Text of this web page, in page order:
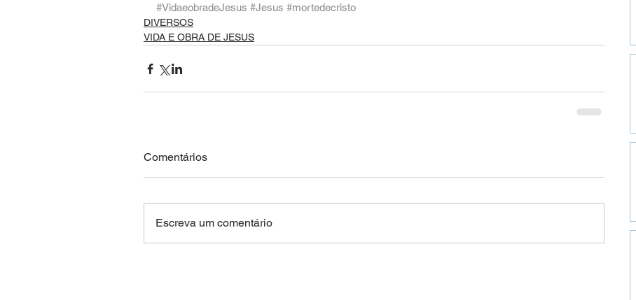
#VidaeobradeJesus #Jesus #mortedecristo
DIVERSOS
VIDA E OBRA DE JESUS
Comentários
Escreva um comentário